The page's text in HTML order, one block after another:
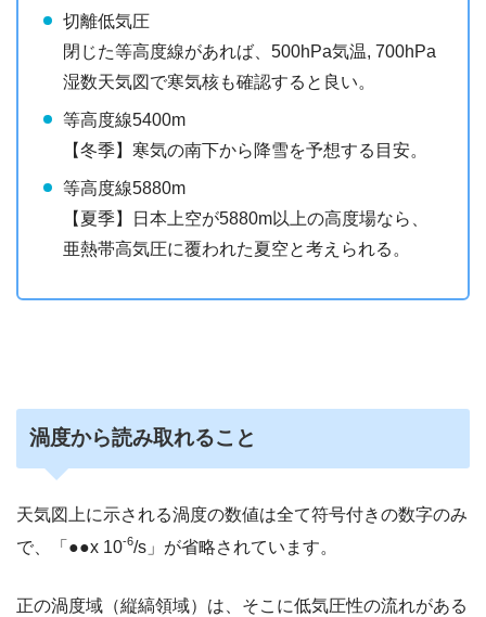
切離低気圧
閉じた等高度線があれば、500hPa気温, 700hPa
湿数天気図で寒気核も確認すると良い。
等高度線5400m
【冬季】寒気の南下から降雪を予想する目安。
等高度線5880m
【夏季】日本上空が5880m以上の高度場なら、
亜熱帯高気圧に覆われた夏空と考えられる。
渦度から読み取れること
天気図上に示される渦度の数値は全て符号付きの数字のみ
で、「●●x 10-6/s」が省略されています。
正の渦度域（縦縞領域）は、そこに低気圧性の流れがある